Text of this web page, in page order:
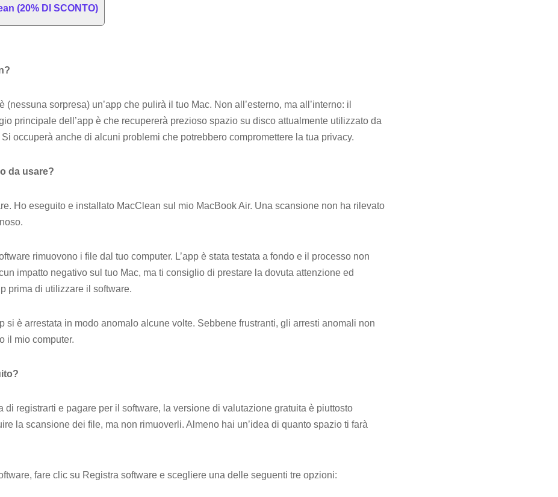
(20% DI SCONTO)
(nessuna sorpresa) un’app che pulirà il tuo Mac. Non all’esterno, ma all’interno: il
principale dell’app è che recupererà prezioso spazio su disco attualmente utilizzato da
occuperà anche di alcuni problemi che potrebbero compromettere la tua privacy.
da usare?
Ho eseguito e installato MacClean sul mio MacBook Air. Una scansione non ha rilevato
rimuovono i file dal tuo computer. L’app è stata testata a fondo e il processo non
impatto negativo sul tuo Mac, ma ti consiglio di prestare la dovuta attenzione ed
prima di utilizzare il software.
si è arrestata in modo anomalo alcune volte. Sebbene frustranti, gli arresti anomali non
il mio computer.
di registrarti e pagare per il software, la versione di valutazione gratuita è piuttosto
la scansione dei file, ma non rimuoverli. Almeno hai un’idea di quanto spazio ti farà
fare clic su Registra software e scegliere una delle seguenti tre opzioni: